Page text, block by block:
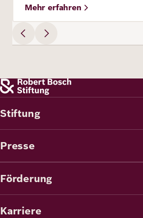
Mehr erfahren
Stiftung
Presse
Förderung
Karriere